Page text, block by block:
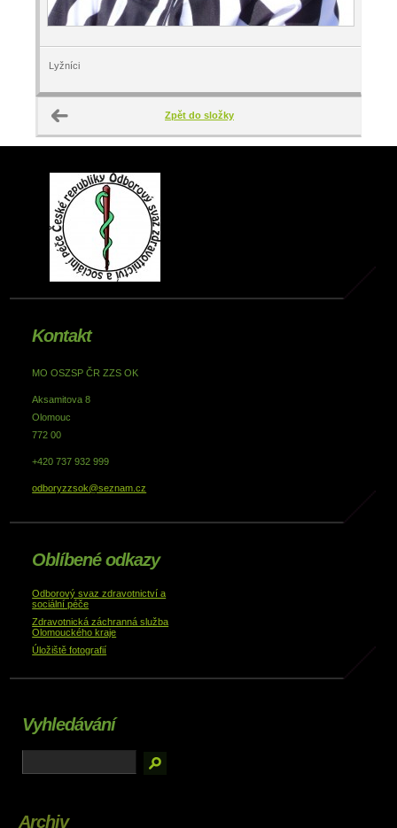
Lyžníci
Zpět do složky
Kontakt
MO OSZSP ČR ZZS OK
Aksamitova 8
Olomouc
772 00
+420 737 932 999
odboryzzsok@seznam.cz
Oblíbené odkazy
Odborový svaz zdravotnictví a
sociální péče
Zdravotnická záchranná služba
Olomouckého kraje
Úložiště fotografií
Vyhledávání
Archiv